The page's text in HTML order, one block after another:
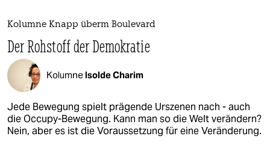
Kolumne Knapp überm Boulevard
Der Rohstoff der Demokratie
Kolumne Isolde Charim
Jede Bewegung spielt prägende Urszenen nach - auch
die Occupy-Bewegung. Kann man so die Welt verändern?
Nein, aber es ist die Voraussetzung für eine Veränderung.